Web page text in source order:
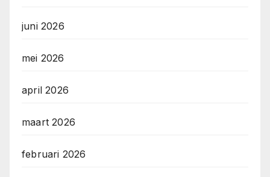
juni 2026
mei 2026
april 2026
maart 2026
februari 2026